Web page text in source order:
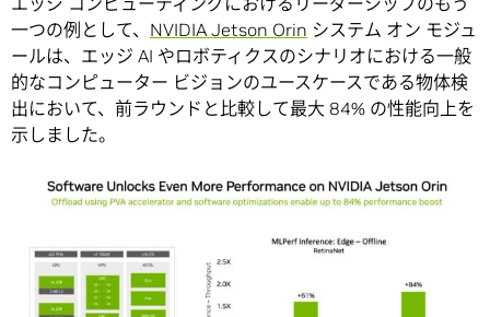
一つの例として、 NVIDIA Jetson Orin システム オン モジュ
ールは、エッジ AI やロボティクスのシナリオにおける一般
的なコンピューター ビジョンのユースケースである物体検
出において、前ラウンドと比較して最大 84% の性能向上を
示しました。